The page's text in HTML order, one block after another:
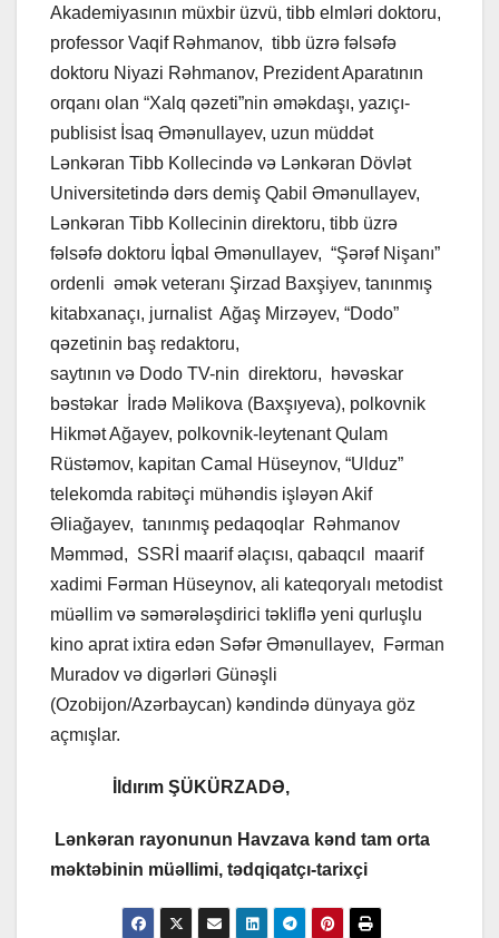
Akademiyasının müxbir üzvü, tibb elmləri doktoru,
professor Vaqif Rəhmanov, tibb üzrə fəlsəfə
doktoru Niyazi Rəhmanov, Prezident Aparatının
orqanı olan “Xalq qəzeti”nin əməkdaşı, yazıçı-
publisist İsaq Əmənullayev, uzun müddət
Lənkəran Tibb Kollecində və Lənkəran Dövlət
Universitetində dərs demiş Qabil Əmənullayev,
Lənkəran Tibb Kollecinin direktoru, tibb üzrə
fəlsəfə doktoru İqbal Əmənullayev, “Şərəf Nişanı”
ordenli əmək veteranı Şirzad Baxşiyev, tanınmış
kitabxanaçı, jurnalist Ağaş Mirzəyev, “Dodo”
qəzetinin baş redaktoru,
saytının və Dodo TV-nin direktoru, həvəskar
bəstəkar İradə Məlikova (Baxşıyeva), polkovnik
Hikmət Ağayev, polkovnik-leytenant Qulam
Rüstəmov, kapitan Camal Hüseynov, “Ulduz”
telekomda rabitəçi mühəndis işləyən Akif
Əliağayev, tanınmış pedaqoqlar Rəhmanov
Məmməd, SSRİ maarif əlaçısı, qabaqcıl maarif
xadimi Fərman Hüseynov, ali kateqoryalı metodist
müəllim və səmərələşdirici təkliflə yeni qurluşlu
kino aprat ixtira edən Səfər Əmənullayev, Fərman
Muradov və digərləri Günəşli
(Ozobijon/Azərbaycan) kəndində dünyaya göz
açmışlar.
İldırım ŞÜKÜRZADƏ,
Lənkəran rayonunun Havzava kənd tam orta
məktəbinin müəllimi, tədqiqatçı-tarixçi